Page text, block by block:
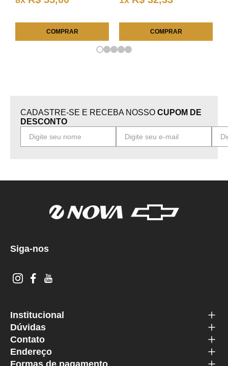
COMPRAR COMPRAR
CADASTRE-SE E RECEBA NOSSO CUPOM DE
DESCONTO
Siga-nos
Institucional
Dúvidas
Contato
Endereço
Formas de pagamento